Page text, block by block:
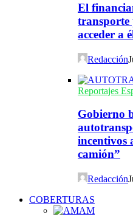
El
transporte
acceder a
Redacción
Reportajes
Gobierno
incentivos
camión”
Redacción
COBERTURAS